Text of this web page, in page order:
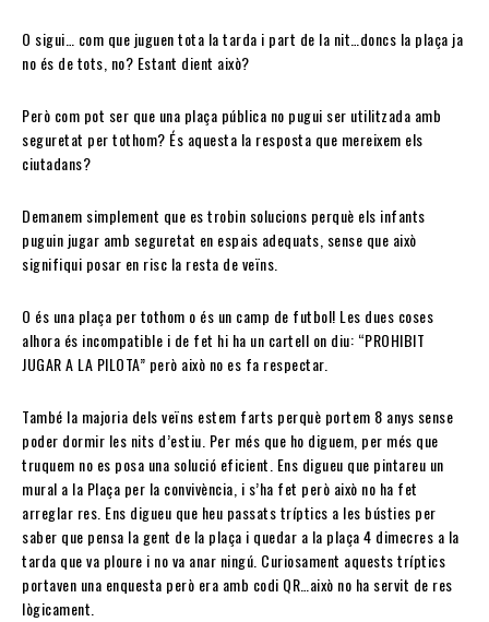
O sigui… com que juguen tota la tarda i part de la nit…doncs la plaça ja
no és de tots, no? Estant dient això?
Però com pot ser que una plaça pública no pugui ser utilitzada amb
seguretat per tothom? És aquesta la resposta que mereixem els
ciutadans?
Demanem simplement que es trobin solucions perquè els infants
puguin jugar amb seguretat en espais adequats, sense que això
signifiqui posar en risc la resta de veïns.
O és una plaça per tothom o és un camp de futbol! Les dues coses
alhora és incompatible i de fet hi ha un cartell on diu: “PROHIBIT
JUGAR A LA PILOTA” però això no es fa respectar.
També la majoria dels veïns estem farts perquè portem 8 anys sense
poder dormir les nits d’estiu. Per més que ho diguem, per més que
truquem no es posa una solució eficient. Ens digueu que pintareu un
mural a la Plaça per la convivència, i s’ha fet però això no ha fet
arreglar res. Ens digueu que heu passats tríptics a les bústies per
saber que pensa la gent de la plaça i quedar a la plaça 4 dimecres a la
tarda que va ploure i no va anar ningú. Curiosament aquests tríptics
portaven una enquesta però era amb codi QR…això no ha servit de res
lògicament.